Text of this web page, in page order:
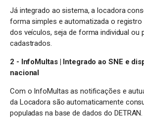
Já integrado ao sistema, a locadora
forma simples e automatizada o registro
dos veículos, seja de forma individual ou
cadastrados.
2 - InfoMultas | Integrado ao SNE e
nacional
Com o InfoMultas as notificações e
da Locadora são automaticamente
populadas na base de dados do